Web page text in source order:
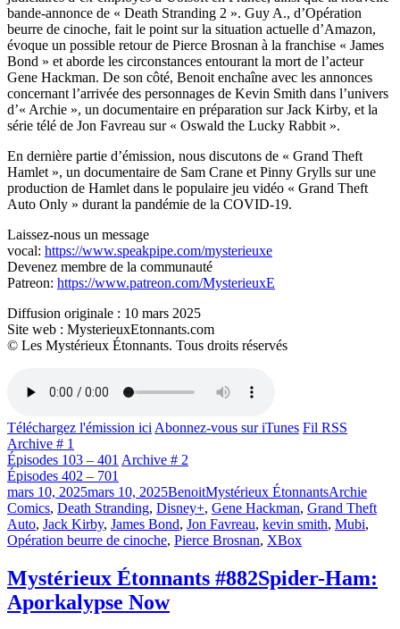
bande-annonce de « Death Stranding 2 ». Guy A., d’Opération
beurre de cinoche, fait le point sur la situation actuelle d’Amazon,
évoque un possible retour de Pierce Brosnan à la franchise « James
Bond » et aborde les circonstances entourant la mort de l’acteur
Gene Hackman. De son côté, Benoit enchaîne avec les annonces
concernant l’arrivée des personnages de Kevin Smith dans l’univers
d’« Archie », un documentaire en préparation sur Jack Kirby, et la
série télé de Jon Favreau sur « Oswald the Lucky Rabbit ».
En dernière partie d’émission, nous discutons de « Grand Theft
Hamlet », un documentaire de Sam Crane et Pinny Grylls sur une
production de Hamlet dans le populaire jeu vidéo « Grand Theft
Auto Only » durant la pandémie de la COVID-19.
Laissez-nous un message
vocal: https://www.speakpipe.com/mysterieuxe
Devenez membre de la communauté
Patreon: https://www.patreon.com/MysterieuxE
Diffusion originale : 10 mars 2025
Site web : MysterieuxEtonnants.com
© Les Mystérieux Étonnants. Tous droits réservés
Téléchargez l'émission ici Abonnez-vous sur iTunes Fil RSS
Archive # 1
Épisodes 103 – 401 Archive # 2
Épisodes 402 – 701
Publié
le
mars 10, 2025mars 10, 2025BenoitCatégories
Mystérieux ÉtonnantsÉtiquettes
Archie
Comics, Death Stranding, Disney+, Gene Hackman, Grand Theft
Auto, Jack Kirby, James Bond, Jon Favreau, kevin smith, Mubi,
Opération beurre de cinoche, Pierce Brosnan, XBox
Mystérieux Étonnants #882Spider-Ham:
Aporkalypse Now